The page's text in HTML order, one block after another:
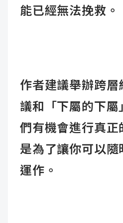
能已經無法挽救。
作者建議舉辦跨層
議和「下屬的下屬
們有機會進行真正
是為了讓你可以隨
運作。